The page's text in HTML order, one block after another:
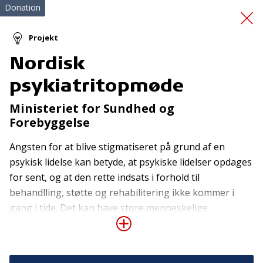
Indkøb af Paro
Donation
Projekt
Nordisk
psykiatritopmøde
Ministeriet for Sundhed og
Forebyggelse
Angsten for at blive stigmatiseret på grund af en
psykisk lidelse kan betyde, at psykiske lidelser opdages
for sent, og at den rette indsats i forhold til
behandlling, støtte og rehabilitering ikke kommer i
gang i tide. Det kan have store menneskelige
omkostninger for den enkelte, men også for
Afstigmatisering er derfor af stor vigtighed og er et
Tilmeld nyhedsbrev
De seneste nyheder om TrygFondens og TryghedsGruppens
aktiviteter direkte i din indbakke.